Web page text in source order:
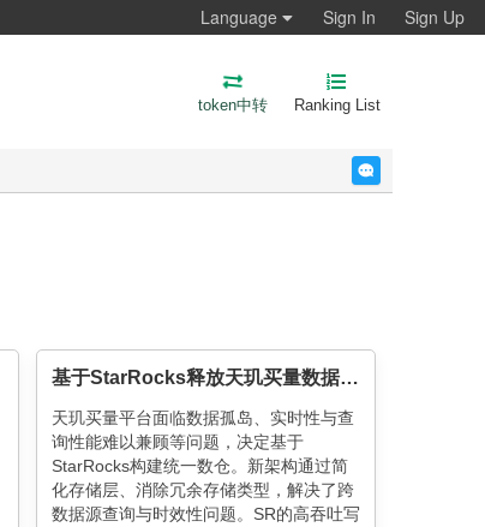
Language Sign In Sign Up
token中转 Ranking List
基于StarRocks释放天玑买量数据价值
天玑买量平台面临数据孤岛、实时性与查
询性能难以兼顾等问题，决定基于
StarRocks构建统一数仓。新架构通过简
化存储层、消除冗余存储类型，解决了跨
数据源查询与时效性问题。SR的高吞吐写